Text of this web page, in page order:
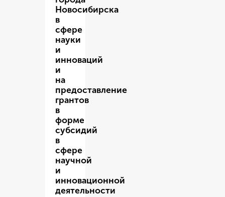
Новосибирска
в
сфере
науки
и
инноваций
и
на
предоставление
грантов
в
форме
субсидий
в
сфере
научной
и
инновационной
деятельности